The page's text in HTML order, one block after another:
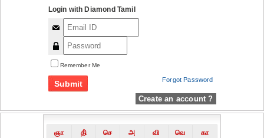
Login with Diamond Tamil
Remember Me
Forgot Password
Create an account ?
ஞா தி் செ அ வி வெ
கா